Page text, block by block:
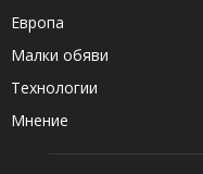
Европа
Малки обяви
Технологии
Мнение